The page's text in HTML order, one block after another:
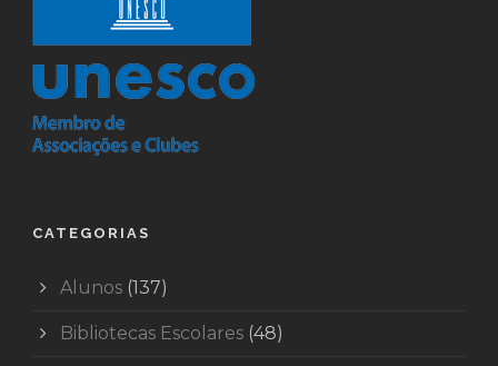
CATEGORIAS
Alunos (137)
Bibliotecas Escolares (48)